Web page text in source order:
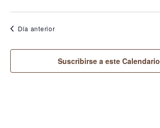
Día anterior
Suscribirse a este Calendario